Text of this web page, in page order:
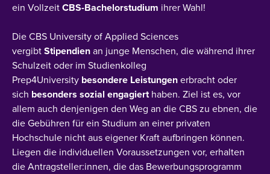
ein Vollzeit CBS-Bachelorstudium ihrer Wahl!
Die CBS University of Applied Sciences
vergibt Stipendien an junge Menschen, die während ihrer
Schulzeit oder im Studienkolleg
Prep4University besondere Leistungen erbracht oder
sich besonders sozial engagierthaben. Ziel ist es, vor
allem auch denjenigen den Weg an die CBS zu ebnen, die
die Gebühren für ein Studium an einer privaten
Hochschule nicht aus eigener Kraft aufbringen können.
Liegen die individuellen Voraussetzungen vor, erhalten
die Antragsteller:innen, die das Bewerbungsprogramm